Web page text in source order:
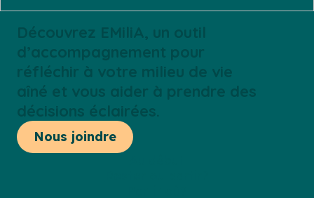
Découvrez EMiliA, un outil
d’accompagnement pour
réfléchir à votre milieu de vie
aîné et vous aider à prendre des
décisions éclairées.
Nous joindre